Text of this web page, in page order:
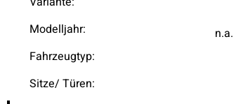
Modelljahr:
Fahrzeugtyp:
Sitze/ Türen:
n.a.